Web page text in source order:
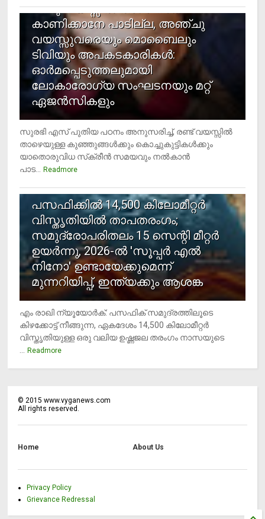
രണ്ടു വയസ്സില്‍ താഴെ സ്‌ക്രീന്‍
കാണിക്കാനേ പാടില്ല, അഞ്ചു
വയസ്സുവരെയും മൊബൈലും
ടിവിയും അപകടകാരികള്‍:
ഓര്‍മപ്പെടുത്തലുമായി
ലോകാരോഗ്യ സംഘടനയും മറ്റ്
ഏജന്‍സികളും
സുരഭി എസ് പുതിയ പഠനം അനുസരിച്ച്, രണ്ട് വയസ്സില്‍
താഴെയുള്ള കുഞ്ഞുങ്ങള്‍ക്കും കൊച്ചുകുട്ടികള്‍ക്കും
യാതൊരുവിധ സ്‌ക്രീന്‍ സമയവും നല്‍കാന്‍
പാട...
Readmore
പസഫിക്കില്‍ 14,500 കിലോമീറ്റര്‍
വിസ്തൃതിയില്‍ താപതരംഗം;
സമുദ്രോപരിതലം 15 സെന്റി മീറ്റര്‍
ഉയര്‍ന്നു, 2026-ല്‍ 'സൂപ്പര്‍ എല്‍
നിനോ' ഉണ്ടായേക്കുമെന്ന്
മുന്നറിയിപ്പ്, ഇന്ത്യക്കും ആശങ്ക
എം രാഖി ന്യൂയോര്‍ക്: പസഫിക് സമുദ്രത്തിലൂടെ
കിഴക്കോട്ട് നീങ്ങുന്ന, ഏകദേശം 14,500 കിലോമീറ്റര്‍
വിസ്തൃതിയുള്ള ഒരു വലിയ ഉഷ്ണജല തരംഗം നാസയുടെ
Readmore
© 2015 www.vyganews.com
All rights reserved.
Home About Us
Privacy Policy
Grievance Redressal